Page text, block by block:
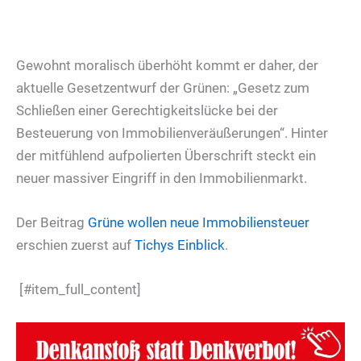
Gewohnt moralisch überhöht kommt er daher, der
aktuelle Gesetzentwurf der Grünen: „Gesetz zum
Schließen einer Gerechtigkeitslücke bei der
Besteuerung von Immobilienveräußerungen“. Hinter
der mitfühlend aufpolierten Überschrift steckt ein
neuer massiver Eingriff in den Immobilienmarkt.
Der Beitrag Grüne wollen neue Immobiliensteuer
erschien zuerst auf Tichys Einblick.
[#item_full_content]